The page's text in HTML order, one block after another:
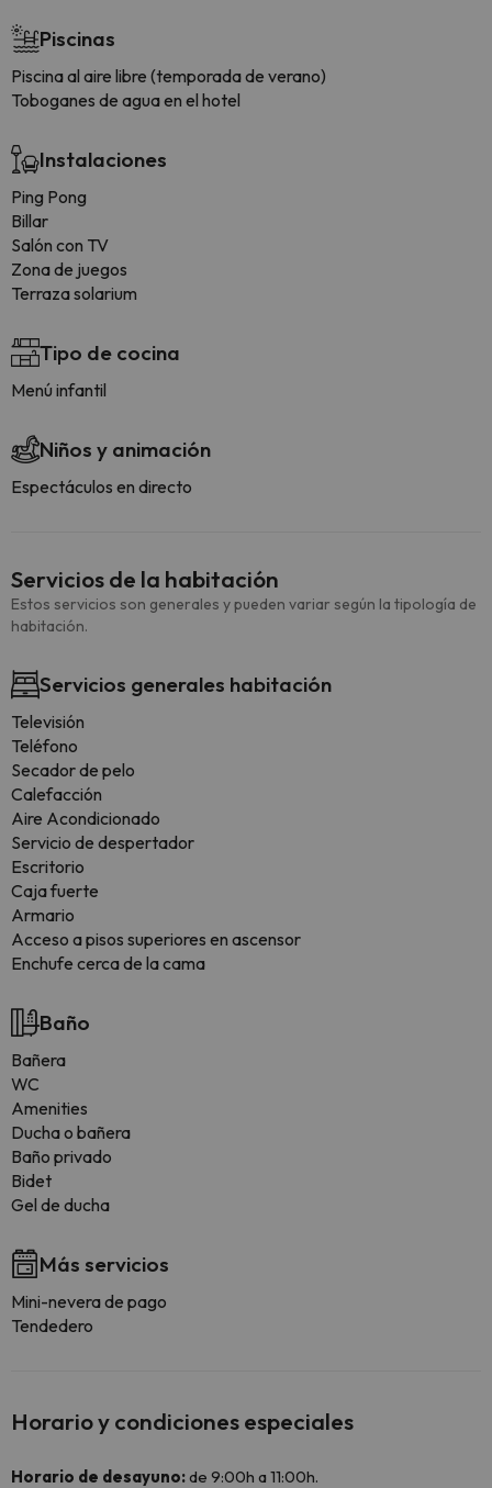
Piscinas
Piscina al aire libre (temporada de verano)
Toboganes de agua en el hotel
Instalaciones
Ping Pong
Billar
Salón con TV
Zona de juegos
Terraza solarium
Tipo de cocina
Menú infantil
Niños y animación
Espectáculos en directo
Servicios de la habitación
Estos servicios son generales y pueden variar según la tipología de
habitación.
Servicios generales habitación
Televisión
Teléfono
Secador de pelo
Calefacción
Aire Acondicionado
Servicio de despertador
Escritorio
Caja fuerte
Armario
Acceso a pisos superiores en ascensor
Enchufe cerca de la cama
Baño
Bañera
WC
Amenities
Ducha o bañera
Baño privado
Bidet
Gel de ducha
Más servicios
Mini-nevera de pago
Tendedero
Horario y condiciones especiales
Horario de desayuno:de 9:00h a 11:00h.